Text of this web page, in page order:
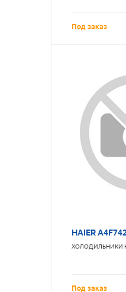
Под заказ
HAIER
ХОЛОДИЛЬНИКИ
Под заказ